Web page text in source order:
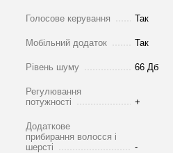
Голосове керування Так
Мобільний додаток Так
Рівень шуму 66 Дб
Регулювання
потужності
+
Додаткове
прибирання волосся і
шерсті
-